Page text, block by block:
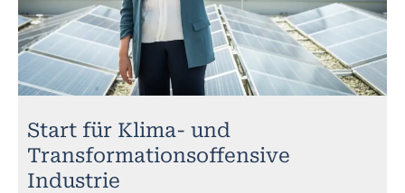
Start für Klima- und
Transformationsoffensive
Industrie